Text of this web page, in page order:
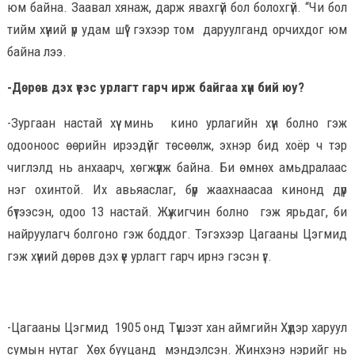
юм байна. Заавал хянаж, дарж явахгүй бол болохгүй. “Чи бол
тийм хүний үр удам шүү” гэхээр том даруулганд орчихдог юм
байна лээ.
-Дөрөв дэх үеэс урлагт гарч ирж байгаа хүн бий юу?
-Зургаан настай хүү минь кино урлагийн хүн болно гэж
одооноос өөрийн ирээдүйг төсөөлж, эхнэр бид хоёр ч тэр
чиглэлд нь анхаарч, хөгжүүлж байна. Би өмнөх амьдралаас
нэг охинтой. Их авьяаслаг, бүр жаахнаасаа кинонд дүр
бүтээсэн, одоо 13 настай. Жүжигчин болно гэж ярьдаг, би
найруулагч болгоно гэж боддог. Тэгэхээр Цагааны Цэгмид
гэж хүний дөрөв дэх үе урлагт гарч ирнэ гэсэн үг.
-Цагааны Цэгмид 1905 онд Түшээт хан аймгийн Хүдэр харуул
сумын нутаг Хөх бууцанд мэндэлсэн. Жинхэнэ нэрийг нь